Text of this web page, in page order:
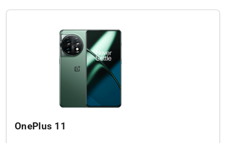
OnePlus 11